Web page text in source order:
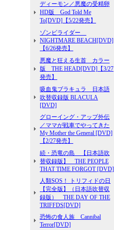
ディーモン／悪魔の受精卵
HD版 God Told Me
To[DVD]【5/22発売】
ゾンビライダー
NIGHTMARE BEACH[DVD]
【6/26発売】
悪魔と狂える生首 カラー
版 THE HEAD[DVD]【3/27
発売】
吸血鬼ブラキュラ 日本語
吹替収録版 BLACULA
[DVD]
グローイング・アップ外伝
／ママが戦車でやってきた
My Mother the General [DVD]
【2/27発売】
続・恐竜の島 【日本語吹
替収録版】 THE PEOPLE
THAT TIME FORGOT [DVD]
人類SOS！ トリフィドの日
【完全版】（日本語吹替収
録版） THE DAY OF THE
TRIFFDS[DVD]
恐怖の食人族 Cannibal
Terror[DVD]